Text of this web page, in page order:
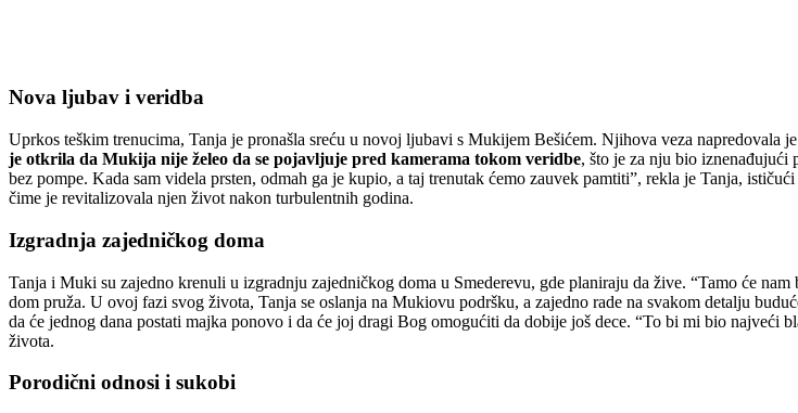
Nova ljubav i veridba
Uprkos teškim trenucima, Tanja je pronašla sreću u novoj ljubavi s Mukijem Bešićem. Njihova veza napredovala
je otkrila da Mukija nije želeo da se pojavljuje pred kamerama tokom veridbe, što je za nju bio iznenađujući
bez pompe. Kada sam videla prsten, odmah ga je kupio, a taj trenutak ćemo zauvek pamtiti”, rekla je Tanja,
čime je revitalizovala njen život nakon turbulentnih godina.
Izgradnja zajedničkog doma
Tanja i Muki su zajedno krenuli u izgradnju zajedničkog doma u Smederevu, gde planiraju da žive. “Tamo će
dom pruža. U ovoj fazi svog života, Tanja se oslanja na Mukiovu podršku, a zajedno rade na svakom detalju
da će jednog dana postati majka ponovo i da će joj dragi Bog omogućiti da dobije još dece. “To bi mi bio
života.
Porodični odnosi i sukobi